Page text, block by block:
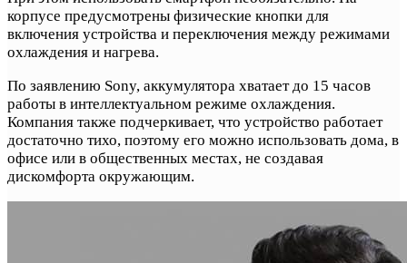
корпусе предусмотрены физические кнопки для
включения устройства и переключения между режимами
охлаждения и нагрева.
По заявлению Sony, аккумулятора хватает до 15 часов
работы в интеллектуальном режиме охлаждения.
Компания также подчеркивает, что устройство работает
достаточно тихо, поэтому его можно использовать дома, в
офисе или в общественных местах, не создавая
дискомфорта окружающим.